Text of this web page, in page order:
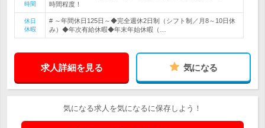
時間
時間程度！
休日
休暇
# ～年間休日125日～◆完全週休2日制（シフト制／月8～10日休
み）◆年次有給休暇◆年末年始休暇（…
求人詳細を見る 気になる
気になる求人を気になるに保存しよう！